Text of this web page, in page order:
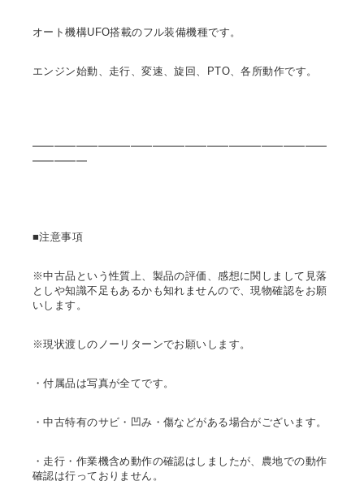
オート機構UFO搭載のフル装備機種です。
エンジン始動、走行、変速、旋回、PTO、各所動作です。
━━━━━━━━━━━━━━━━━━━━━━━━━━━
━━━━━
■注意事項
※中古品という性質上、製品の評価、感想に関しまして見落
としや知識不足もあるかも知れませんので、現物確認をお願
いします。
※現状渡しのノーリターンでお願いします。
・付属品は写真が全てです。
・中古特有のサビ・凹み・傷などがある場合がございます。
・走行・作業機含め動作の確認はしましたが、農地での動作
確認は行っておりません。